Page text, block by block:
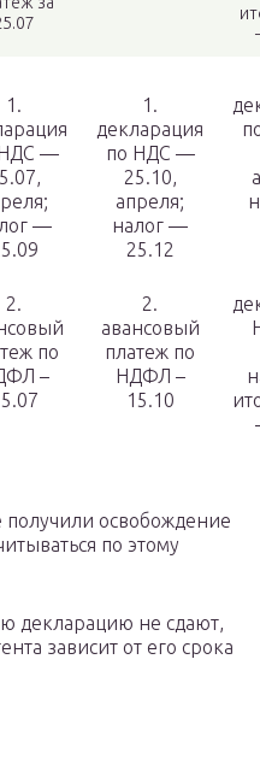
1.
—
—
2.
по
–
1.
декларация
по НДС —
25.10,
апреля;
налог —
25.12
2.
авансовый
платеж по
НДФЛ –
15.10
освобождение
по этому
декларацию не сдают,
зависит от его срока